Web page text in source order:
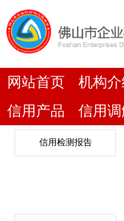
网站首页 机构介
信用产品
信用
信用检测报告